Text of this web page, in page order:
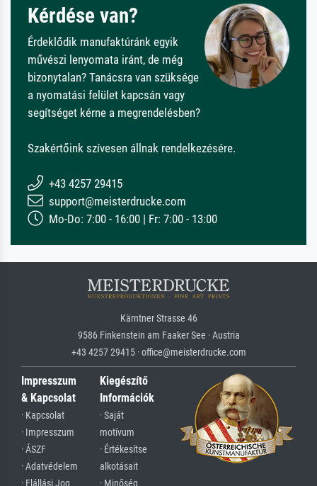
Kérdése van?
Érdeklődik manufaktúránk egyik
művészi lenyomata iránt, de még
bizonytalan? Tanácsra van szüksége
a nyomatási felület kapcsán vagy
segítséget kérne a megrendelésben?
Szakértőink szívesen állnak rendelkezésére.
+43 4257 29415
support@meisterdrucke.com
Mo-Do: 7:00 - 16:00 | Fr: 7:00 - 13:00
Kärntner Strasse 46
9586 Finkenstein am Faaker See · Austria
+43 4257 29415 · office@meisterdrucke.com
Impresszum
& Kapcsolat
· Kapcsolat
· Impresszum
· ÁSZF
· Adatvédelem
Kiegészítő
Információk
· Saját
motívum
· Értékesítse
alkotásait